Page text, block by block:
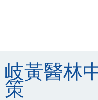
岐黃醫林
策